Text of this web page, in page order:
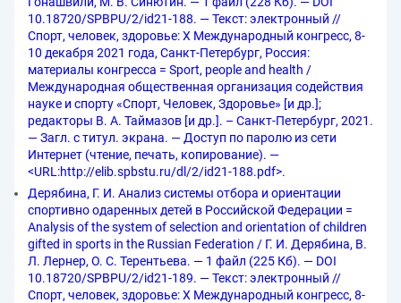
10.18720/SPBPU/2/id21-188. — Текст: электронный //
Спорт, человек, здоровье: X Международный конгресс, 8-
10 декабря 2021 года, Санкт-Петербург, Россия:
материалы конгресса = Sport, people and health /
Международная общественная организация содействия
науке и спорту «Спорт, Человек, Здоровье» [и др.];
редакторы В. А. Таймазов [и др.]. – Санкт-Петербург, 2021.
— Загл. с титул. экрана. — Доступ по паролю из сети
Интернет (чтение, печать, копирование). —
<URL:http://elib.spbstu.ru/dl/2/id21-188.pdf>.
Дерябина, Г. И. Анализ системы отбора и ориентации
спортивно одаренных детей в Российской Федерации =
Analysis of the system of selection and orientation of children
gifted in sports in the Russian Federation / Г. И. Дерябина, В.
Л. Лернер, О. С. Терентьева. — 1 файл (225 Кб). — DOI
10.18720/SPBPU/2/id21-189. — Текст: электронный //
Спорт, человек, здоровье: X Международный конгресс, 8-